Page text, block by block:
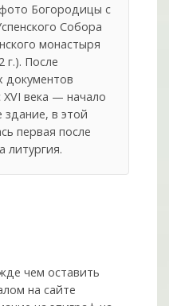
Богородицы с
Собора
монастыря
г.). После
ХVI века — начало
здание, в этой
первая после
литургия.
чем оставить
на сайте